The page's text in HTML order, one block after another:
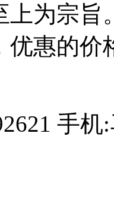
上为宗旨
优惠的价
手